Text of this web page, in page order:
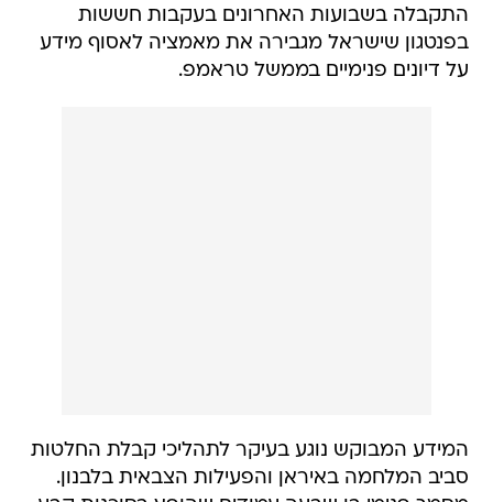
התקבלה בשבועות האחרונים בעקבות חששות
בפנטגון שישראל מגבירה את מאמציה לאסוף מידע
על דיונים פנימיים בממשל טראמפ.
המידע המבוקש נוגע בעיקר לתהליכי קבלת החלטות
סביב המלחמה באיראן והפעילות הצבאית בלבנון.